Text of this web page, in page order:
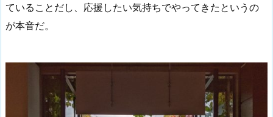
ていることだし、応援したい気持ちでやってきたというの
が本音だ。